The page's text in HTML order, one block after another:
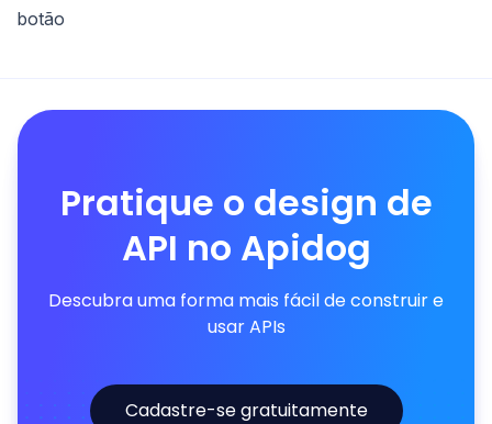
botão
Pratique o design de
API no Apidog
Descubra uma forma mais fácil de construir e
usar APIs
Cadastre-se gratuitamente